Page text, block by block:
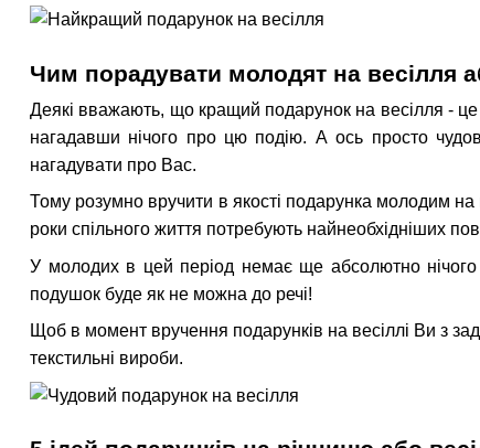
Чим порадувати молодят на весілля
Деякі вважають, що кращий подарунок на весілля -
нагадавши нічого про цю подію. А ось просто
нагадувати про Вас.
Тому розумно вручити в якості подарунка молодим
роки спільного життя потребують найнеобхідніших
У молодих в цей період немає ще абсолютно нічого
подушок буде як не можна до речі!
Щоб в момент вручення подарунків на весіллі Ви з
текстильні вироби.